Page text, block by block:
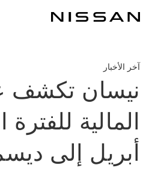
إلى
آخر الأخبار
نيسان تكشف
المالية
أبريل إلى